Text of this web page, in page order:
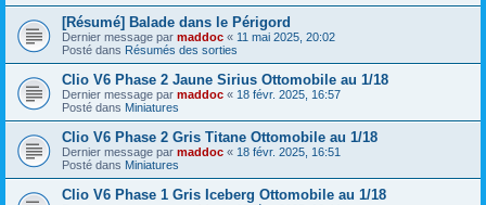
[Résumé] Balade dans le Périgord
Dernier message par maddoc « 11 mai 2025, 20:02
Posté dans Résumés des sorties
Clio V6 Phase 2 Jaune Sirius Ottomobile au 1/18
Dernier message par maddoc « 18 févr. 2025, 16:57
Posté dans Miniatures
Clio V6 Phase 2 Gris Titane Ottomobile au 1/18
Dernier message par maddoc « 18 févr. 2025, 16:51
Posté dans Miniatures
Clio V6 Phase 1 Gris Iceberg Ottomobile au 1/18